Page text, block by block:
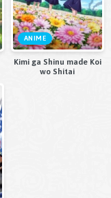
ANIME
Kimi ga Shinu made Koi
wo Shitai